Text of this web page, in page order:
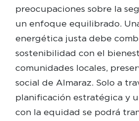
preocupaciones sobre la
un enfoque equilibrado.
energética justa debe
sostenibilidad con el
comunidades locales,
social de Almaraz. Solo a
planificación estratégica y
con la equidad se podrá